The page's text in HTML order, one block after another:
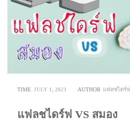
TIME JULY 1, 2021 AUTHOR แฟลชไดร์ฟ
แฟลชไดร์ฟ VS สมอง